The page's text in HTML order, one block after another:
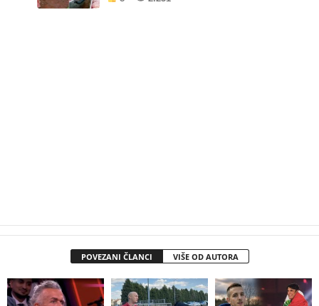
POVEZANI ČLANCI VIŠE OD AUTORA